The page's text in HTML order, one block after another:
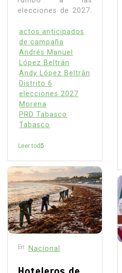
elecciones de 2027.
actos anticipados
de campaña
Andrés Manuel
López Beltrán
Andy López Beltrán
Distrito 6
elecciones 2027
Morena
PRD Tabasco
Tabasco
Leer todo
En Nacional